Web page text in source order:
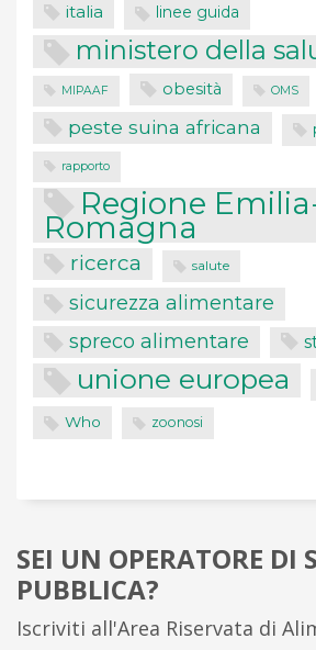
italia linee guida
ministero della
MIPAAF obesità OMS
peste suina africana
rapporto
Regione
Romagna
ricerca salute
sicurezza alimentare
spreco alimentare
unione europea
Who zoonosi
SEI UN OPERATORE DI
PUBBLICA?
Iscriviti all'Area Riservata di